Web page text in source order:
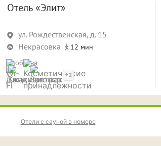
Отель «Элит»
ул. Рождественская, д. 15
Некрасовка
12 мин
Удобства
+2
Отели с сауной в номере